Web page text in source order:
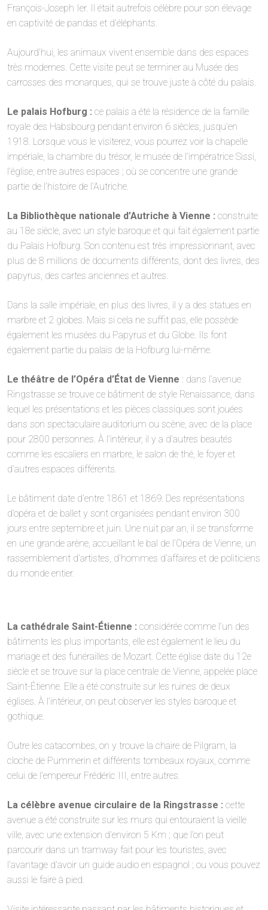
François-Joseph Ier. Il était autrefois célèbre pour son élevage
en captivité de pandas et d’éléphants.
Aujourd’hui, les animaux vivent ensemble dans des espaces
très modernes. Cette visite peut se terminer au Musée des
carrosses des monarques, qui se trouve juste à côté du palais.
Le palais Hofburg : ce palais a été la résidence de la famille
royale des Habsbourg pendant environ 6 siècles, jusqu’en
1918. Lorsque vous le visiterez, vous pourrez voir la chapelle
impériale, la chambre du trésor, le musée de l’impératrice Sissi,
l’église, entre autres espaces ; où se concentre une grande
partie de l’histoire de l’Autriche.
La Bibliothèque nationale d’Autriche à Vienne : construite
au 18e siècle, avec un style baroque et qui fait également partie
du Palais Hofburg. Son contenu est très impressionnant, avec
plus de 8 millions de documents différents, dont des livres, des
papyrus, des cartes anciennes et autres.
Dans la salle impériale, en plus des livres, il y a des statues en
marbre et 2 globes. Mais si cela ne suffit pas, elle possède
également les musées du Papyrus et du Globe. Ils font
également partie du palais de la Hofburg lui-même.
Le théâtre de l’Opéra d’État de Vienne : dans l’avenue
Ringstrasse se trouve ce bâtiment de style Renaissance, dans
lequel les présentations et les pièces classiques sont jouées
dans son spectaculaire auditorium ou scène, avec de la place
pour 2800 personnes. À l’intérieur, il y a d’autres beautés
comme les escaliers en marbre, le salon de thé, le foyer et
d’autres espaces différents.
Le bâtiment date d’entre 1861 et 1869. Des représentations
d’opéra et de ballet y sont organisées pendant environ 300
jours entre septembre et juin. Une nuit par an, il se transforme
en une grande arène, accueillant le bal de l’Opéra de Vienne, un
rassemblement d’artistes, d’hommes d’affaires et de politiciens
du monde entier.
La cathédrale Saint-Étienne : considérée comme l’un des
bâtiments les plus importants, elle est également le lieu du
mariage et des funérailles de Mozart. Cette église date du 12e
siècle et se trouve sur la place centrale de Vienne, appelée place
Saint-Étienne. Elle a été construite sur les ruines de deux
églises. À l’intérieur, on peut observer les styles baroque et
gothique.
Outre les catacombes, on y trouve la chaire de Pilgram, la
cloche de Pummerin et différents tombeaux royaux, comme
celui de l’empereur Frédéric III, entre autres.
La célèbre avenue circulaire de la Ringstrasse : cette
avenue a été construite sur les murs qui entouraient la vieille
ville, avec une extension d’environ 5 Km ; que l’on peut
parcourir dans un tramway fait pour les touristes, avec
l’avantage d’avoir un guide audio en espagnol ; ou vous pouvez
aussi le faire à pied.